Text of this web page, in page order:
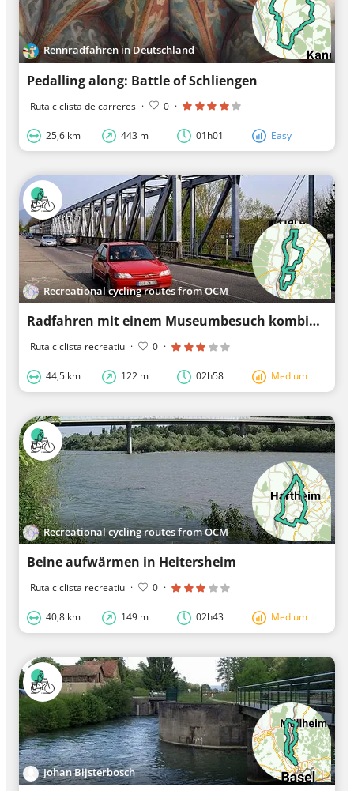
Rennradfahren in Deutschland
Pedalling along: Battle of Schliengen
Ruta ciclista de carreres · 0 ·
25,6 km 443 m 01h01 Easy
Recreational cycling routes from OCM
Radfahren mit einem Museumbesuch kombinieren
Ruta ciclista recreatiu · 0 ·
44,5 km 122 m 02h58 Medium
Recreational cycling routes from OCM
Beine aufwärmen in Heitersheim
Ruta ciclista recreatiu · 0 ·
40,8 km 149 m 02h43 Medium
Johan Bijsterbosch